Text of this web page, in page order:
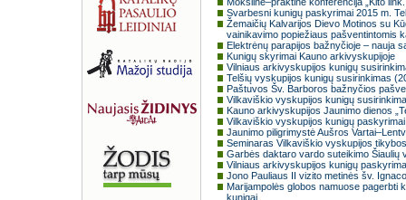
Svarbesni kunigų paskyrimai 2015 m.
Žemaičių Kalvarijos Dievo Motinos su
vainikavimo popiežiaus pašventintomis
Elektrėnų parapijos bažnyčioje – nauja
Kunigų skyrimai Kauno arkivyskupijoje
Vilniaus arkivyskupijos kunigų
Telšių vyskupijos kunigų susirinkimas
Paštuvos Šv. Barboros bažnyčios
Vilkaviškio vyskupijos kunigų
Kauno arkivyskupijos Jaunimo dienos
Vilkaviškio vyskupijos kunigų paskyrimai
Jaunimo piligrimystė Aušros
Seminaras Vilkaviškio vyskupijos
Garbės daktaro vardo suteikimo Šiaulių
Vilniaus arkivyskupijos kunigų
Jono Pauliaus II vizito metinės šv.
Marijampolės globos namuose pagerbti
kunigai